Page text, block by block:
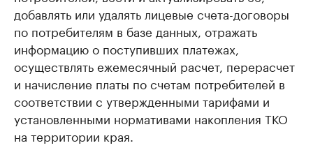
добавлять или удалять лицевые счета-договоры
по потребителям в базе данных, отражать
информацию о поступивших платежах,
осуществлять ежемесячный расчет, перерасчет
и начисление платы по счетам потребителей в
соответствии с утвержденными тарифами и
установленными нормативами накопления ТКО
на территории края.